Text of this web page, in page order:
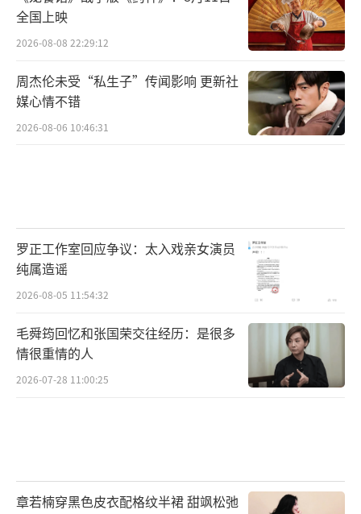
全国上映
2026-08-08 22:29:12
周杰伦未受“私生子”传闻影响 更新社
媒心情不错
2026-08-06 10:46:31
罗正工作室回应争议：太入戏亲女演员
纯属造谣
2026-08-05 11:54:32
毛舜筠回忆和张国荣交往经历：是很多
情很重情的人
2026-07-28 11:00:25
章若楠穿黑色皮衣配格纹半裙 甜飒松弛